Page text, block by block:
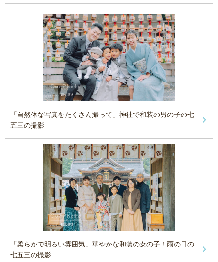
「自然体な写真をたくさん撮って」神社で和装の男の子の七
五三の撮影
「柔らかで明るい雰囲気」華やかな和装の女の子！雨の日の
七五三の撮影